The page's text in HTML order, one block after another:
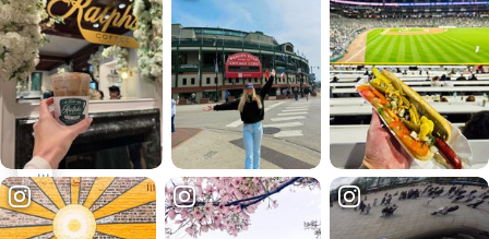
溜
所
ザ・
スピ
リッ
ト・
オ
ブ・
ロッ
クフ
メリ
ー
ズ・
マー
ケッ
ト・
カフ
ェ＆
ベー
メアリーズ・マーケット・カフェ＆ベーカリーを見る
ー
人
私た
ち
は、
イリ
ノイ
州ロ
ック
フォ